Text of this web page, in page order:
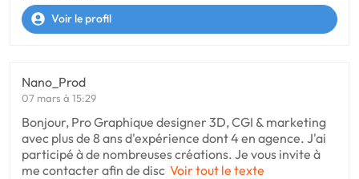
Voir le profil
Nano_Prod
07 mars à 15:29
Bonjour, Pro Graphique designer 3D, CGI & marketing
avec plus de 8 ans d'expérience dont 4 en agence. J'ai
participé à de nombreuses créations. Je vous invite à
me contacter afin de disc Voir tout le texte